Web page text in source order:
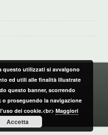
questo utilizzati si avvalgono
ed utili alle finalità illustrate
questo banner, scorrendo
proseguendo la navigazione
dei cookie.<br> Maggiori
Accetta